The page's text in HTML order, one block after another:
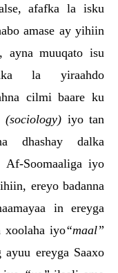
afafka la isku
amase ay yihiin
ayna muuqato isu
la yiraahdo
cilmi baare ku
(sociology) iyo tan
dhashay dalka
Af-Soomaaliga iyo
ereyo badanna
in ereyga
xoolaha iyo“maal”
ereyga Saaxo